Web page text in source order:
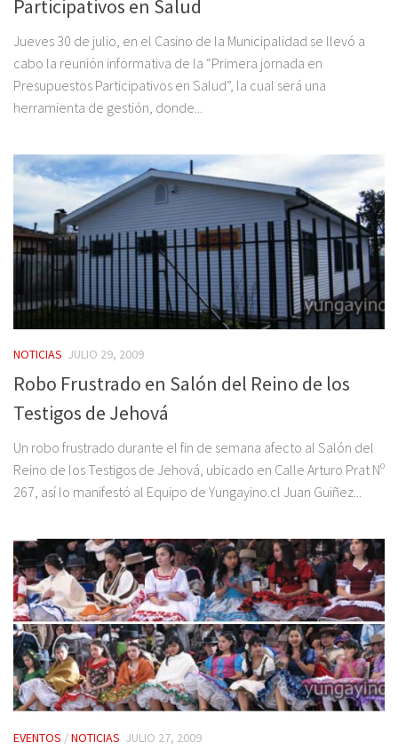
Participativos en Salud
Jueves 30 de julio, en el Casino de la Municipalidad se llevó a
cabo la reunión informativa de la “Primera jornada en
Presupuestos Participativos en Salud”, la cual será una
herramienta de gestión, donde...
NOTICIAS JULIO 29, 2009
Robo Frustrado en Salón del Reino de los
Testigos de Jehová
Un robo frustrado durante el fin de semana afecto al Salón del
Reino de los Testigos de Jehová, ubicado en Calle Arturo Prat Nº
267, así lo manifestó al Equipo de Yungayino.cl Juan Guiñez...
EVENTOS /NOTICIAS JULIO 27, 2009